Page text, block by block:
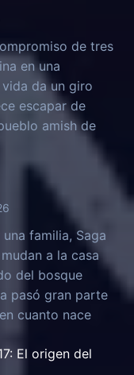
de tres
en una
da un giro
escapar de
amish de
familia, Saga
a la casa
del bosque
pasó gran parte
cuanto nace
El origen del